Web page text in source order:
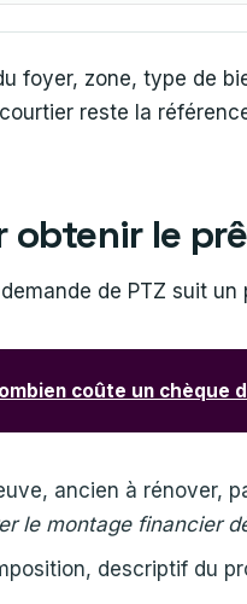
foyer, zone, type de
reste la
le
de PTZ suit un
coûte un chèque
ancien à rénover,
le montage financier
descriptif du